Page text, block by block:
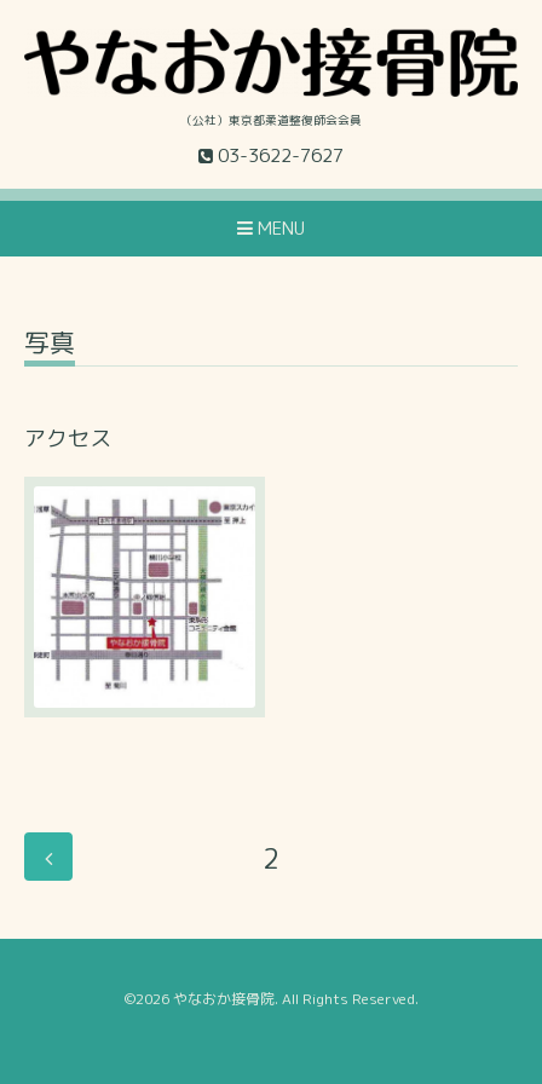
（公社）東京都柔道整復師会会員
03-3622-7627
MENU
写真
アクセス
2
©2026やなおか接骨院. All Rights Reserved.